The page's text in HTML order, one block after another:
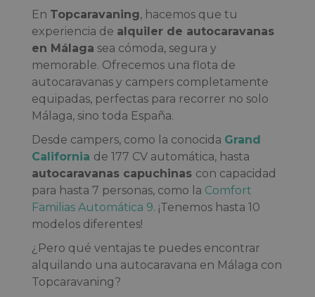
En Topcaravaning, hacemos que tu
experiencia de alquiler de autocaravanas
en Málaga sea cómoda, segura y
memorable. Ofrecemos una flota de
autocaravanas y campers completamente
equipadas, perfectas para recorrer no solo
Málaga, sino toda España.
Desde campers, como la conocida Grand
California de 177 CV automática, hasta
autocaravanas capuchinas con capacidad
para hasta 7 personas, como la Comfort
Familias Automática 9. ¡Tenemos hasta 10
modelos diferentes!
¿Pero qué ventajas te puedes encontrar
alquilando una autocaravana en Málaga con
Topcaravaning?